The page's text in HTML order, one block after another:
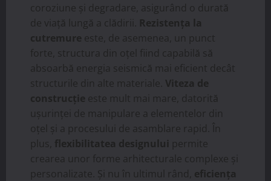
coroziune și degradare, asigurând o durată
de viață lungă a clădirii. Rezistența la
cutremure este, de asemenea, un punct
forte, structura din oțel fiind capabilă să
absoarbă energia seismică mai eficient decât
structurile din alte materiale. Viteza de
construcție este mult mai mare, datorită
ușurinței de manipulare a elementelor din
oțel și a procesului de asamblare rapid. În
plus, flexibilitatea designului permite
crearea unor forme arhitecturale complexe și
personalizate. Și nu în ultimul rând, eficiența